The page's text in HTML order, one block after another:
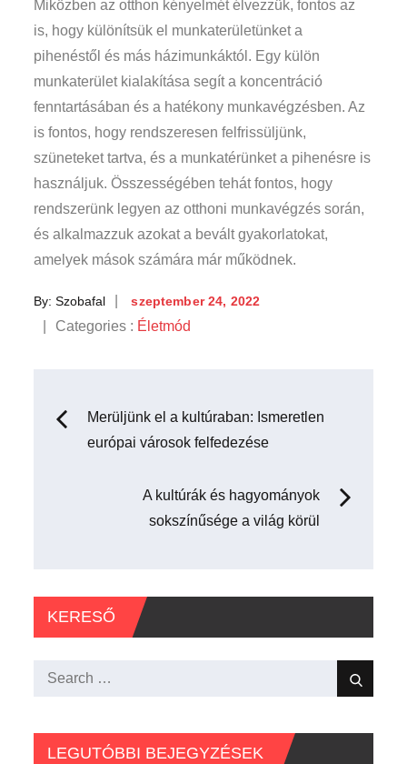
Miközben az otthon kényelmét élvezzük, fontos az
is, hogy különítsük el munkaterületünket a
pihenéstől és más házimunkáktól. Egy külön
munkaterület kialakítása segít a koncentráció
fenntartásában és a hatékony munkavégzésben. Az
is fontos, hogy rendszeresen felfrissüljünk,
szüneteket tartva, és a munkatérünket a pihenésre is
használjuk. Összességében tehát fontos, hogy
rendszerünk legyen az otthoni munkavégzés során,
és alkalmazzuk azokat a bevált gyakorlatokat,
amelyek mások számára már működnek.
By:Szobafal
Posted
on
szeptember 24, 2022
Categories
Categories : Életmód
Bejegyzés
Merüljünk el a kultúraban: Ismeretlen
európai városok felfedezése
A kultúrák és hagyományok
sokszínűsége a világ körül
KERESŐ
Search
Search
LEGUTÓBBI BEJEGYZÉSEK